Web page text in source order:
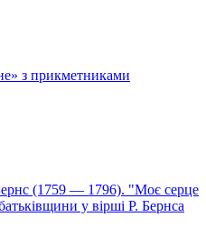
з прикметниками
(1759 — 1796). "Моє серце
у вірші Р. Бернса